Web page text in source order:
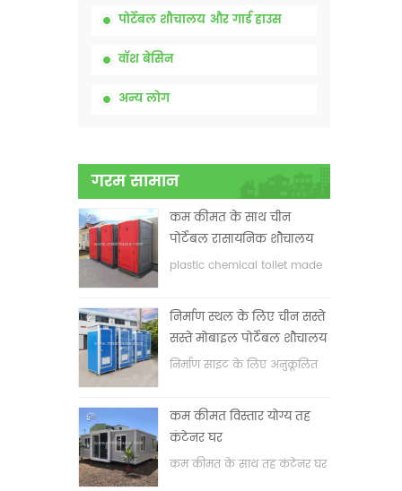
पोर्टेबल शौचालय और गार्ड हाउस
वॉश बेसिन
अन्य लोग
गरम सामान
कम कीमत के साथ चीन
पोर्टेबल रासायनिक शौचालय
plastic chemical toilet made
निर्माण स्थल के लिए चीन सस्ते
सस्ते मोबाइल पोर्टेबल शौचालय
निर्माण साइट के लिए अनुकूलित
कम कीमत विस्तार योग्य तह
कंटेनर घर
कम कीमत के साथ तह कंटेनर घर